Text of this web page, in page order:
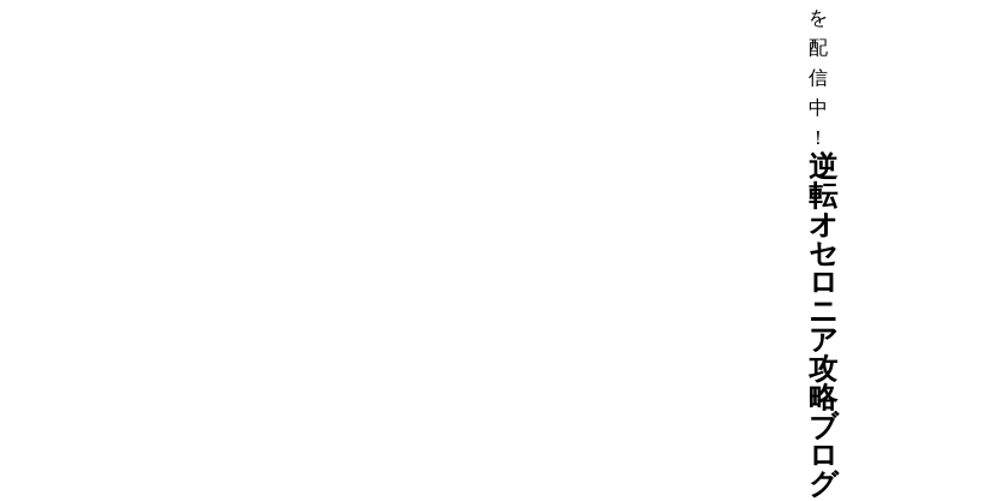
を
配
信
中
！
逆
転
オ
セ
ロ
ニ
ア
攻
略
ブ
ロ
グ